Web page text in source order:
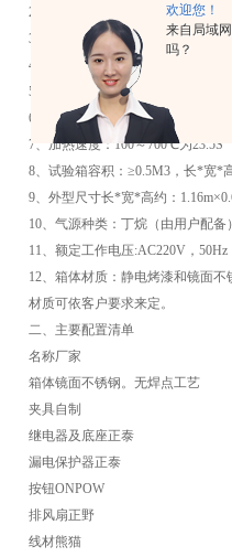
欢迎您！
来自局域
吗？
2、燃起火焰标准：火焰高度
3、火焰施加时间：0～9999H/M/S
4、持续时间：0～9999H/M/S，自
5、施焰角度：0～45°可调
6、流量计：气量流量大小可调
7、加热速度：100～700℃为23.5S
8、试验箱容积：≥0.5M3，长*宽*
9、外型尺寸长*宽*高约：
10、气源种类：丁烷（由用户配备）
11、额定工作电压:AC220V，50Hz
12、箱体材质：静电烤漆和镜面不
材质可依客户要求来定。
二、主要配置清单
名称厂家
箱体镜面不锈钢。无焊点工艺
夹具自制
继电器及底座正泰
漏电保护器正泰
按钮ONPOW
排风扇正野
线材熊猫